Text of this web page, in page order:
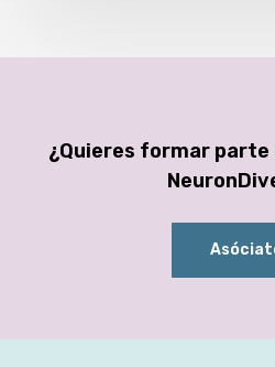
¿Quieres formar parte